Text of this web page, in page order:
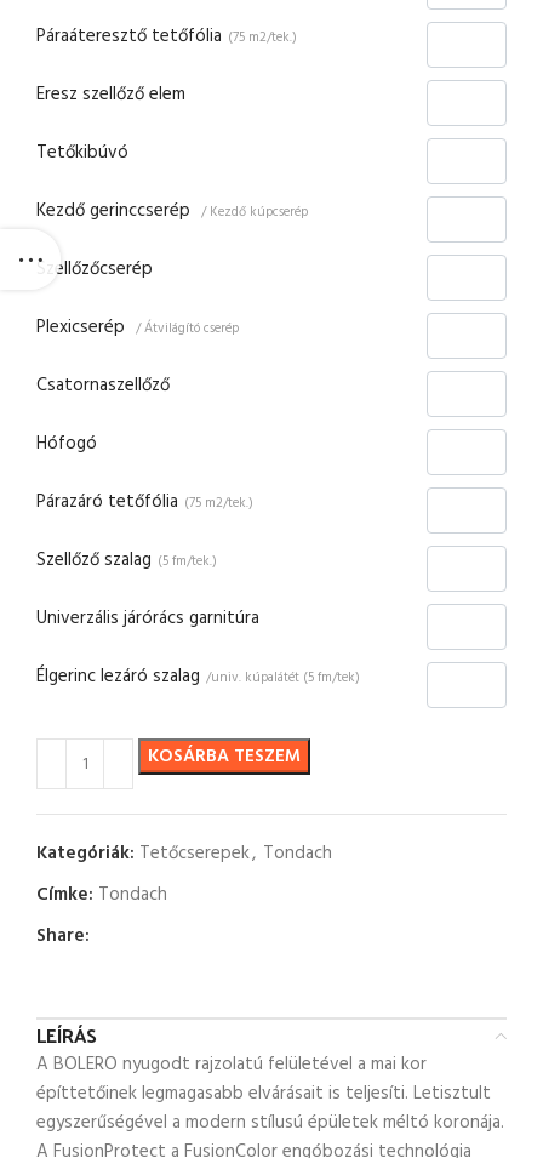
Páraáteresztő tetőfólia (75 m2/tek.)
Eresz szellőző elem
Tetőkibúvó
Kezdő gerinccserép / Kezdő kúpcserép
Szellőzőcserép
Plexicserép / Átvilágító cserép
Csatornaszellőző
Hófogó
Párazáró tetőfólia (75 m2/tek.)
Szellőző szalag (5 fm/tek.)
Univerzális járórács garnitúra
Élgerinc lezáró szalag /univ. kúpalátét (5 fm/tek)
KOSÁRBA TESZEM
Kategóriák: Tetőcserepek, Tondach
Címke: Tondach
Share:
LEÍRÁS
A BOLERO nyugodt rajzolatú felületével a mai kor
építtetőinek legmagasabb elvárásait is teljesíti. Letisztult
egyszerűségével a modern stílusú épületek méltó koronája.
A FusionProtect a FusionColor engóbozási technológia